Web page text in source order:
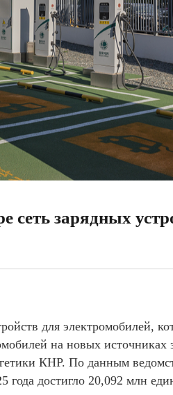
сеть зарядных
для электромобилей,
на новых источниках
КНР. По данным
года достигло 20,092 млн